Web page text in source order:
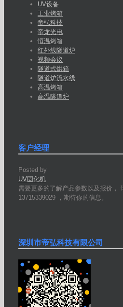
UV设备
工业烤箱
帝弘科技
帝龙光电
恒温烤箱
红外线隧道炉
视频会议
隧道式烘箱
隧道炉流水线
高温烤箱
高温隧道炉
客户经理
Posted by
UV固化机
需要更多的了解产品参数以及报价，
13715339029 ，期待你的信息。
深圳市帝弘科技有限公司